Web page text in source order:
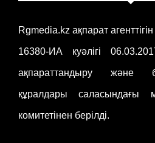
Rgmedia.kz ақпарат
16380-ИА куәлігі
ақпараттандыру және
құралдары саласындағы
комитетінен берілді.